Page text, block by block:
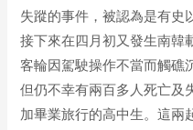
失蹤的事件，被認為是有史
接下來在四月初又發生南韓
客輪因駕駛操作不當而觸礁
但仍不幸有兩百多人死亡及
加畢業旅行的高中生。這兩